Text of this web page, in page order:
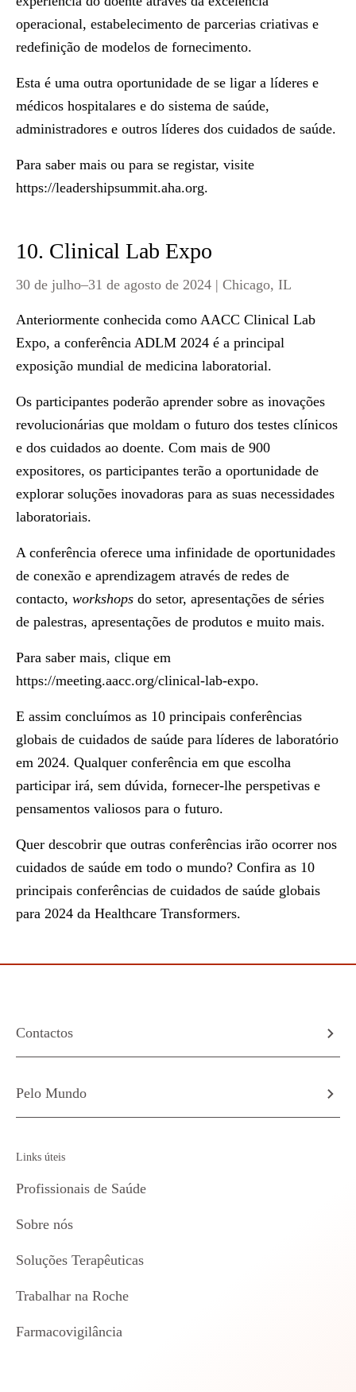
operacional, estabelecimento de parcerias criativas e
redefinição de modelos de fornecimento.
Esta é uma outra oportunidade de se ligar a líderes e
médicos hospitalares e do sistema de saúde,
administradores e outros líderes dos cuidados de saúde.
Para saber mais ou para se registar, visite
https://leadershipsummit.aha.org.
10. Clinical Lab Expo
30 de julho–31 de agosto de 2024 | Chicago, IL
Anteriormente conhecida como AACC Clinical Lab
Expo, a conferência ADLM 2024 é a principal
exposição mundial de medicina laboratorial.
Os participantes poderão aprender sobre as inovações
revolucionárias que moldam o futuro dos testes clínicos
e dos cuidados ao doente. Com mais de 900
expositores, os participantes terão a oportunidade de
explorar soluções inovadoras para as suas necessidades
laboratoriais.
A conferência oferece uma infinidade de oportunidades
de conexão e aprendizagem através de redes de
contacto, workshops do setor, apresentações de séries
de palestras, apresentações de produtos e muito mais.
Para saber mais, clique em
https://meeting.aacc.org/clinical-lab-expo.
E assim concluímos as 10 principais conferências
globais de cuidados de saúde para líderes de laboratório
em 2024. Qualquer conferência em que escolha
participar irá, sem dúvida, fornecer-lhe perspetivas e
pensamentos valiosos para o futuro.
Quer descobrir que outras conferências irão ocorrer nos
cuidados de saúde em todo o mundo? Confira as 10
principais conferências de cuidados de saúde globais
para 2024 da Healthcare Transformers.
Contactos
Pelo Mundo
Links úteis
Profissionais de Saúde
Sobre nós
Soluções Terapêuticas
Trabalhar na Roche
Farmacovigilância